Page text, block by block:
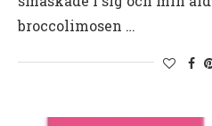
broccolimosen …